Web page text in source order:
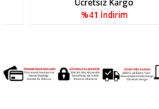
%41İndirim
Ücretsiz Kargo